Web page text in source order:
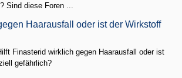
Sind diese Foren ...
Haarausfall oder ist der Wirkstoff
Finasterid wirklich gegen Haarausfall oder ist
gefährlich?